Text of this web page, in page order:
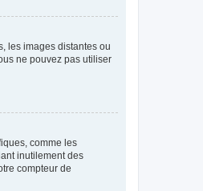
les images distantes ou
ne pouvez pas utiliser
comme les
inutilement des
compteur de